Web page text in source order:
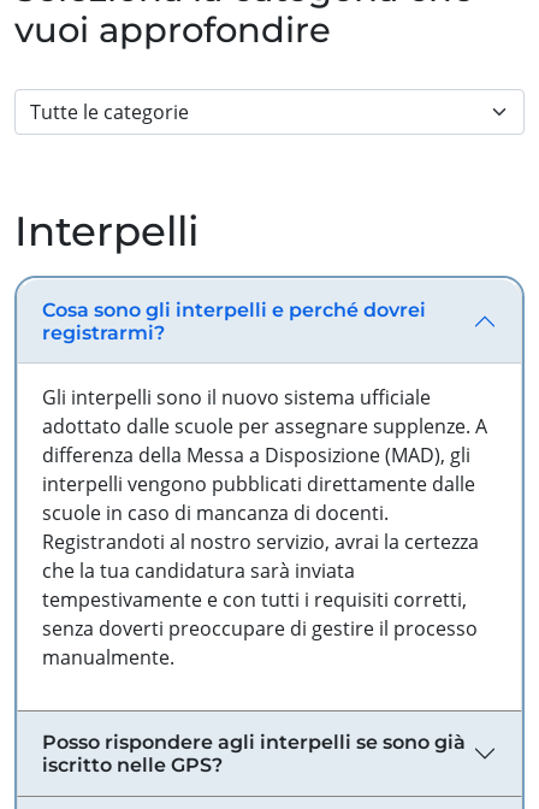
vuoi approfondire
Interpelli
Cosa sono gli interpelli e perché dovrei
registrarmi?
Gli interpelli sono il nuovo sistema ufficiale
adottato dalle scuole per assegnare supplenze. A
differenza della Messa a Disposizione (MAD), gli
interpelli vengono pubblicati direttamente dalle
scuole in caso di mancanza di docenti.
Registrandoti al nostro servizio, avrai la certezza
che la tua candidatura sarà inviata
tempestivamente e con tutti i requisiti corretti,
senza doverti preoccupare di gestire il processo
manualmente.
Posso rispondere agli interpelli se sono già
iscritto nelle GPS?